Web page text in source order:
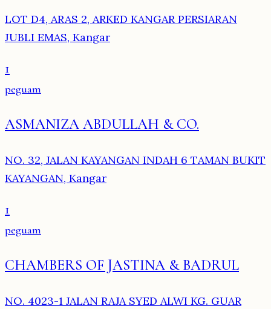
LOT D4, ARAS 2, ARKED KANGAR PERSIARAN
JUBLI EMAS, Kangar
1
peguam
ASMANIZA ABDULLAH & CO.
NO. 32, JALAN KAYANGAN INDAH 6 TAMAN BUKIT
KAYANGAN, Kangar
1
peguam
CHAMBERS OF JASTINA & BADRUL
NO. 4023-1 JALAN RAJA SYED ALWI KG. GUAR